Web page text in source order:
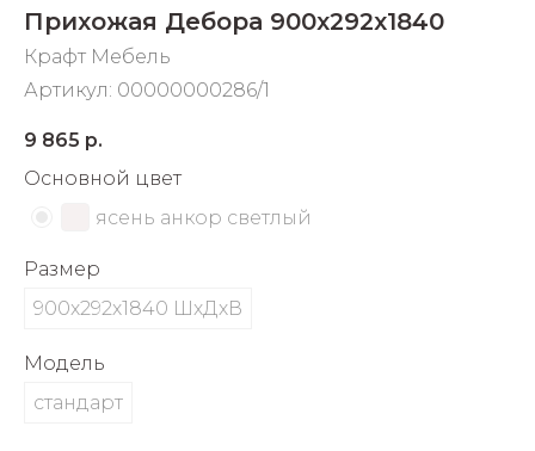
Прихожая Дебора 900х292х1840
Крафт Мебель
Артикул: 00000000286/1
9 865 р.
Основной цвет
ясень анкор светлый
Размер
900х292х1840 ШхДхВ
Модель
стандарт
Оставшиеся
списыватьсяс вашей карты
каждые 2 недели
Подробнее